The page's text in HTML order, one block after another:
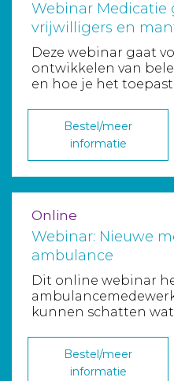
Webinar Medicatie
vrijwilligers en
Deze webinar gaat
ontwikkelen van
en hoe je het toepast
Bestel/meer
informatie
Online
Webinar: Nieuwe
ambulance
Dit online webinar
kunnen schatten wat
Bestel/meer
informatie